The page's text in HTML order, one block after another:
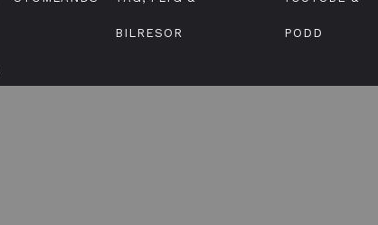
BILRESOR PODD